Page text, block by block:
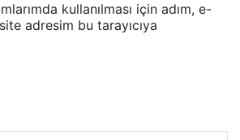
kullanılması için adım, e-
adresim bu tarayıcıya